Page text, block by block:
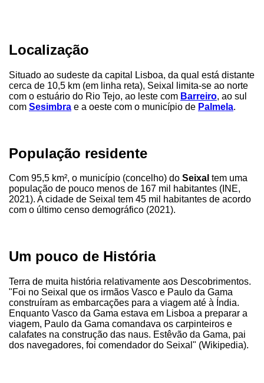
Localização
Situado ao sudeste da capital Lisboa, da qual está distante
cerca de 10,5 km (em linha reta), Seixal limita-se ao norte
com o estuário do Rio Tejo, ao leste com Barreiro, ao sul
com Sesimbra e a oeste com o município de Palmela.
População residente
Com 95,5 km², o município (concelho) do Seixal tem uma
população de pouco menos de 167 mil habitantes (INE,
2021). A cidade de Seixal tem 45 mil habitantes de acordo
com o último censo demográfico (2021).
Um pouco de História
Terra de muita história relativamente aos Descobrimentos.
"Foi no Seixal que os irmãos Vasco e Paulo da Gama
construíram as embarcações para a viagem até à Índia.
Enquanto Vasco da Gama estava em Lisboa a preparar a
viagem, Paulo da Gama comandava os carpinteiros e
calafates na construção das naus. Estêvão da Gama, pai
dos navegadores, foi comendador do Seixal" (Wikipedia).